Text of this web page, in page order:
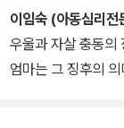
해자와 가해자의 거
다. 어둠이 깔린 시
가 되길 바란다.
이임숙 (아동심리
우울과 자살 충동의
엄마는 그 징후의